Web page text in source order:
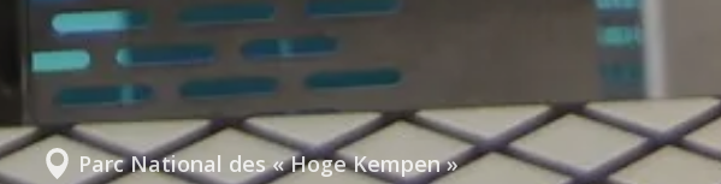
Parc National des « Hoge Kempen »